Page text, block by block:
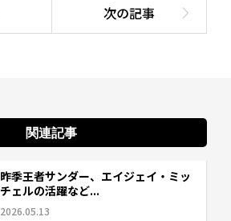
関連記事
昨季王者サンダー、エイジェイ・ミッ
チェルの活躍など...
2026.05.13